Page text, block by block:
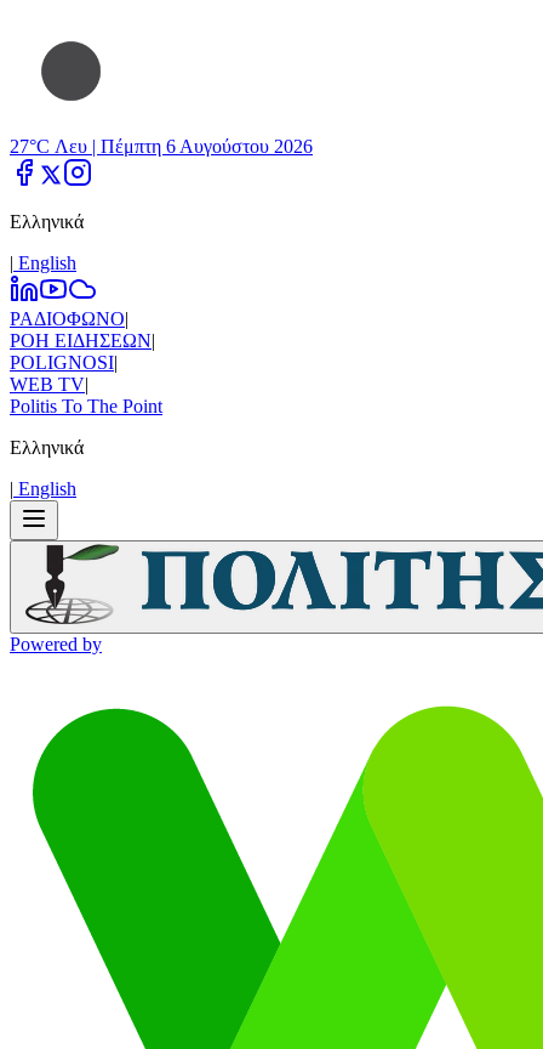
27°C Λευ | Πέμπτη 6 Αυγούστου 2026
Ελληνικά
| Εnglish
ΡΑΔΙΟΦΩΝΟ|
ΡΟΗ ΕΙΔΗΣΕΩΝ|
POLIGNOSI|
WEB TV|
Politis To The Point
Ελληνικά
| Εnglish
Powered by